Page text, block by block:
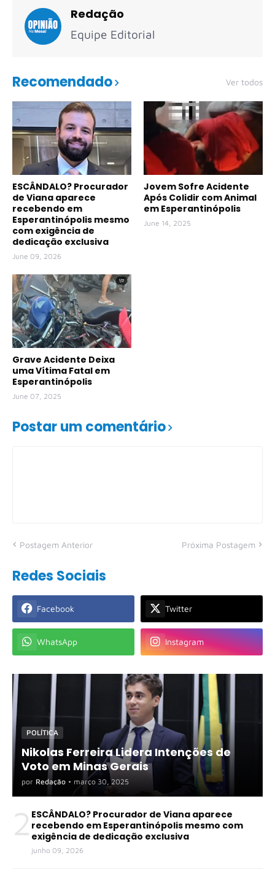
Redação
Equipe Editorial
Recomendado Ver todos
ESCÂNDALO? Procurador
de Viana aparece
recebendo em
Esperantinópolis mesmo
com exigência de
dedicação exclusiva
June 09, 2026
Jovem Sofre Acidente
Após Colidir com Animal
em Esperantinópolis
June 14, 2025
Grave Acidente Deixa
uma Vítima Fatal em
Esperantinópolis
June 07, 2025
Postar um comentário
Postagem Anterior Próxima Postagem
Redes Sociais
Facebook Twitter
WhatsApp Instagram
POLÍTICA
Nikolas Ferreira Lidera Intenções de
Voto em Minas Gerais
por Redação • março 30, 2025
2 ESCÂNDALO? Procurador de Viana aparece
recebendo em Esperantinópolis mesmo com
exigência de dedicação exclusiva
junho 09, 2026